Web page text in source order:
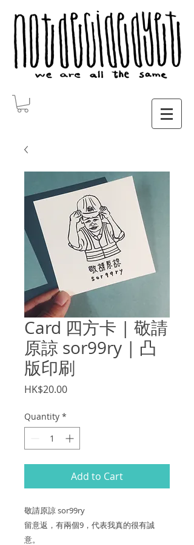
Card 四方卡 | 敬請
原諒 sor99ry | 凸
版印刷
HK$20.00Price
Quantity *
Add to Cart
敬請原諒 sor99ry
留意返，有兩個9，代表我真的很有誠
意。